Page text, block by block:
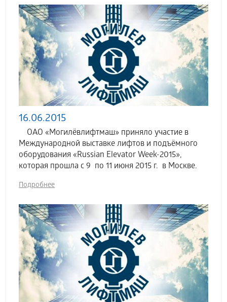
16.06.2015
ОАО «Могилёвлифтмаш» приняло участие в
Международной выставке лифтов и подъёмного
оборудования «Russian Elevator Week-2015»,
которая прошла с 9 по 11 июня 2015 г. в Москве.
Подробнее